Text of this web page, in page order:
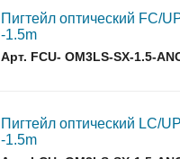
Пигтейл оптический FC/
-1.5m
Арт. FCU- OM3LS-SX-1.5-
Пигтейл оптический LC/
-1.5m